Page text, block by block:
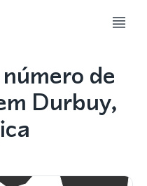
de
Durbuy,